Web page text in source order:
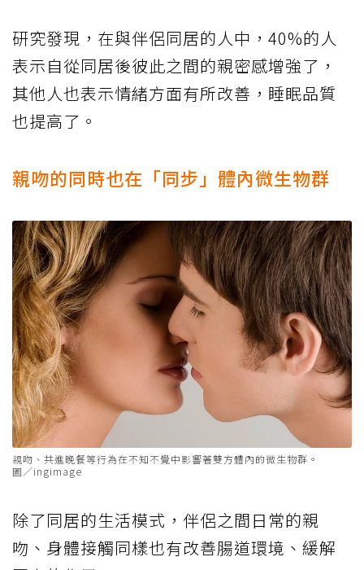
研究發現，在與伴侶同居的人中，40%的人
表示自從同居後彼此之間的親密感增強了，
其他人也表示情緒方面有所改善，睡眠品質
也提高了。
親吻的同時也在「同步」體內微生物群
親吻、共進晚餐等行為在不知不覺中影響著雙方體內的微生物群。
圖／ingimage
除了同居的生活模式，伴侶之間日常的親
吻、身體接觸同樣也有改善腸道環境、緩解